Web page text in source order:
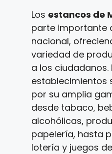
Los estancos de
parte importante
nacional,
variedad de
a los ciudadanos.
establecimientos
por su amplia
desde tabaco,
alcohólicas,
papelería, hasta
lotería y juegos